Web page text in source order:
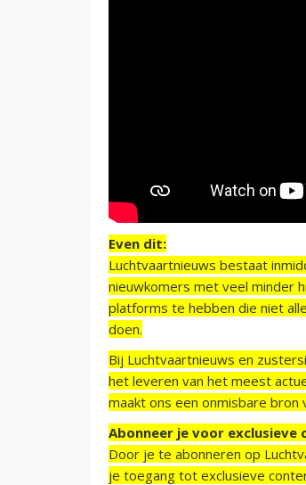
Even dit:
Luchtvaartnieuws bestaat
nieuwkomers met veel minder
platforms te hebben die niet
doen.
Bij Luchtvaartnieuws en
het leveren van het meest
maakt ons een onmisbare
Abonneer je voor exclusieve
Door je te abonneren op
je toegang tot exclusieve